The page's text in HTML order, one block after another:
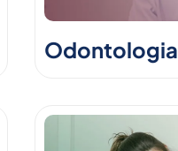
Odontologia